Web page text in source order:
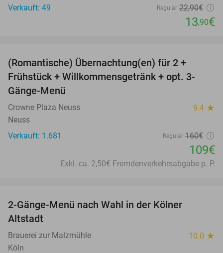
Verkauft: 49
Regulär 22,90€
13,90€
(Romantische) Übernachtung(en) für 2 +
Frühstück + Willkommensgetränk + opt. 3-
Gänge-Menü
Crowne Plaza Neuss 9.4 star
Neuss
Verkauft: 1.681
Regulär 160€
109€
Exkl. ca. 2,50€ Fremdenverkehrsabgabe p. P.
2-Gänge-Menü nach Wahl in der Kölner
Altstadt
Brauerei zur Malzmühle 10.0 star
Köln